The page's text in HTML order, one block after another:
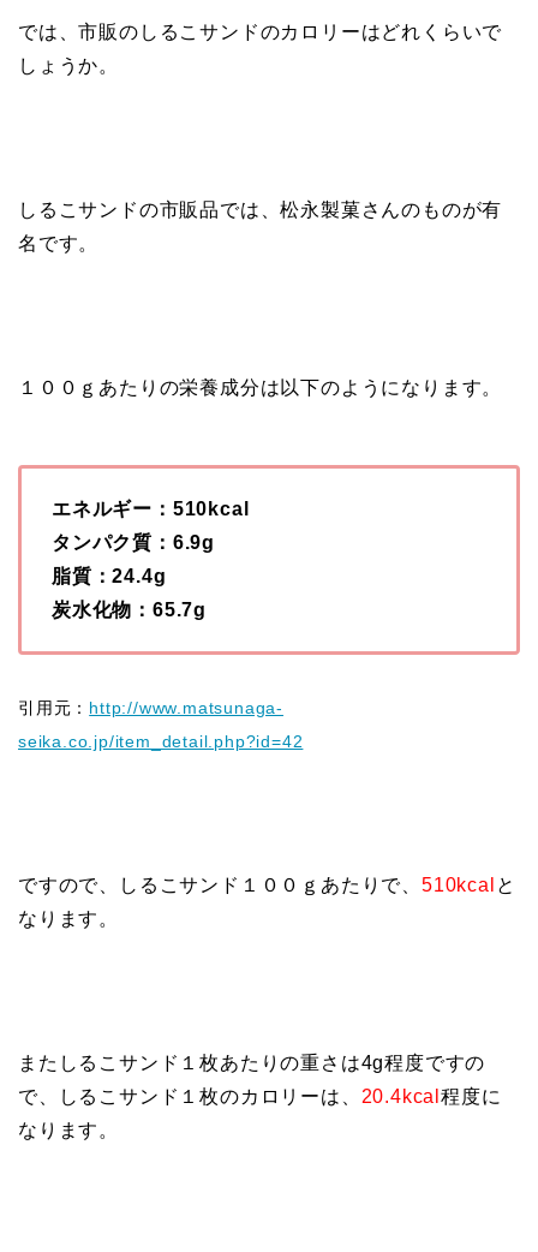
では、市販のしるこサンドのカロリーはどれくらいで
しょうか。
しるこサンドの市販品では、松永製菓さんのものが有
名です。
１００ｇあたりの栄養成分は以下のようになります。
エネルギー：510kcal
タンパク質：6.9g
脂質：24.4g
炭水化物：65.7g
引用元： http://www.matsunaga-
seika.co.jp/item_detail.php?id=42
ですので、しるこサンド１００ｇあたりで、510kcal と
なります。
またしるこサンド１枚あたりの重さは4g程度ですの
で、しるこサンド１枚のカロリーは、 20.4kcal程度に
なります。